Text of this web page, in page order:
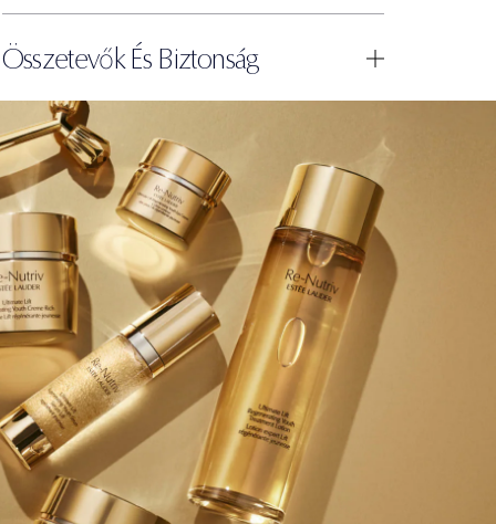
Összetevők És Biztonság